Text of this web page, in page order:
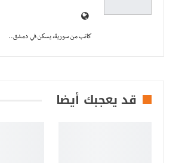
كاتب من سورية، يسكن في دمشق..
قد يعجبك أيضا